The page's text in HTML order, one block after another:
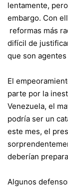
lentamente,
embargo. Con
reformas más
difícil de
que son
El
parte por la
Venezuela, el
podría ser un
este mes, el
deberían
Algunos